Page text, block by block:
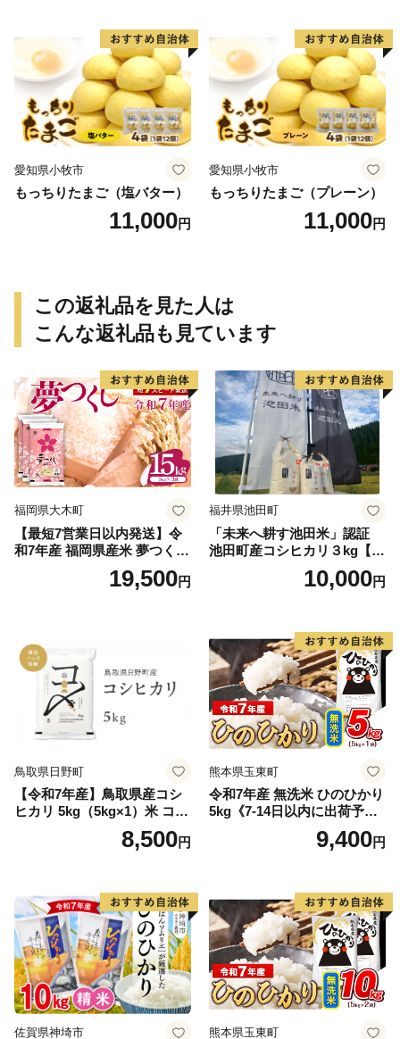
愛知県小牧市
もっちりたまご（塩バター）
11,000円
愛知県小牧市
もっちりたまご（プレーン）
11,000円
この返礼品を見た人は
こんな返礼品も見ています
福岡県大木町
【最短7営業日以内発送】令
和7年産 福岡県産米 夢つくし
15kg 精米 ※北海道・沖縄・
19,500円
福井県池田町
「未来へ耕す池田米」認証
池田町産コシヒカリ３kg【お
1人様につき３セットまで】
10,000円
鳥取県日野町
【令和7年産】鳥取県産コシ
ヒカリ 5kg（5kg×1）米 コシ
ヒカリ こしひかり お米 白米
精米 5キロ おこめ こめ コメ
野町産 Elevation
8,500円
熊本県玉東町
令和7年産 無洗米 ひのひかり
5kg《7-14日以内に出荷予定
(土日祝除く)》コメ 米 無洗米
高レビュー｜人気米 熊本県
9,400円
佐賀県神埼市 熊本県玉東町